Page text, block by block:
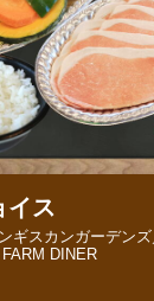
イス
ギスカンガーデン
DINER